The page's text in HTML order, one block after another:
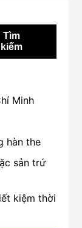
Tìm
kiếm
Minh
hàn the
sản trứ
kiệm thời